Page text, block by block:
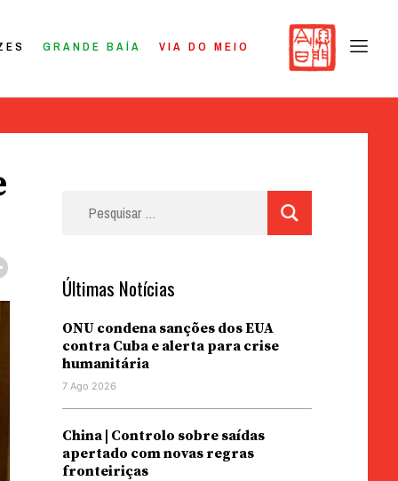
GRANDE BAÍA VIA DO MEIO
Últimas Notícias
ONU condena sanções dos EUA
contra Cuba e alerta para crise
humanitária
7 Ago 2026
China | Controlo sobre saídas
apertado com novas regras
fronteiriças